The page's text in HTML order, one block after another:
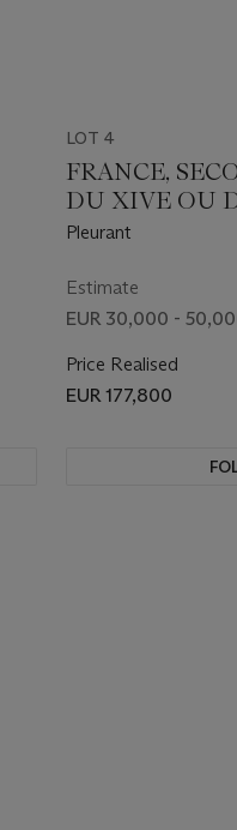
LOT 4
FRANCE,
DU XIVE OU
SIÈCLE
Pleurant
Estimate
EUR 30,000 -
Price Realised
EUR 177,800